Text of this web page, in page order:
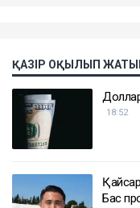
ҚАЗІР ОҚЫЛЫП
18:52
Бас